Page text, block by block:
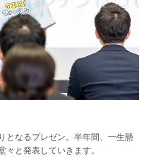
となるプレゼン。半年間、一生懸
と発表していきます。